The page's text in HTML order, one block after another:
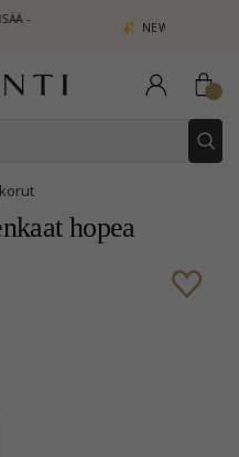
NEW COLLECTION | AURA
hopea